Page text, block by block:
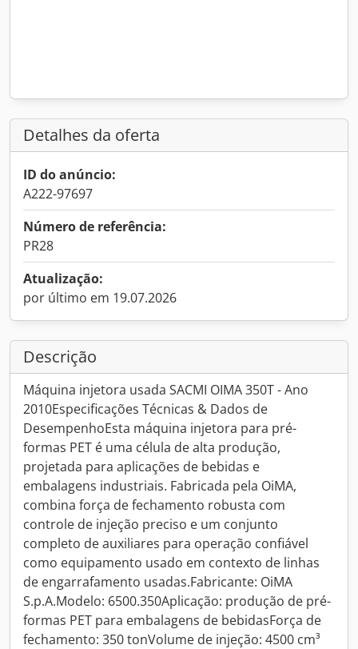
Detalhes da oferta
ID do anúncio:
A222-97697
Número de referência:
PR28
Atualização:
por último em 19.07.2026
Descrição
Máquina injetora usada SACMI OIMA 350T - Ano
2010Especificações Técnicas & Dados de
DesempenhoEsta máquina injetora para pré-
formas PET é uma célula de alta produção,
projetada para aplicações de bebidas e
embalagens industriais. Fabricada pela OiMA,
combina força de fechamento robusta com
controle de injeção preciso e um conjunto
completo de auxiliares para operação confiável
como equipamento usado em contexto de linhas
de engarrafamento usadas.Fabricante: OiMA
S.p.A.Modelo: 6500.350Aplicação: produção de pré-
formas PET para embalagens de bebidasForça de
fechamento: 350 tonVolume de injeção: 4500 cm³